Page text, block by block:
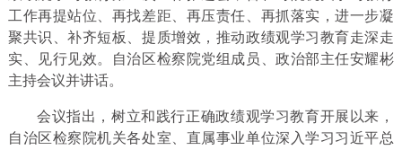
工作再提站位、再找差距、再压责任、再抓落实，进一步凝
聚共识、补齐短板、提质增效，推动政绩观学习教育走深走
实、见行见效。自治区检察院党组成员、政治部主任安耀彬
主持会议并讲话。
会议指出，树立和践行正确政绩观学习教育开展以来，
自治区检察院机关各处室、直属事业单位深入学习习近平总